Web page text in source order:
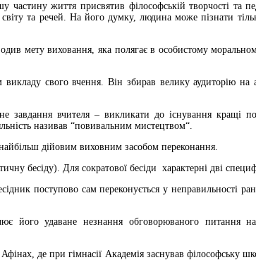
життя присвятив філософській творчості та
та речей. На його думку, людина може пізнати
мету виховання, яка полягає в особистому
свого вчення. Він збирав велику аудиторію на
завдання вчителя – викликати до існування кращі
називав “повивальним мистецтвом“.
дійовим виховним засобом переконання.
бесіду). Для сократової бесіди характерні дві
поступово сам переконується у неправильності
його удаване незнання обговорюваного питання
де при гiмнасiї Академія заснував філософську